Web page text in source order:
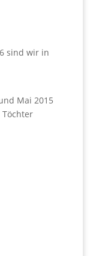
sind wir in
Mai 2015